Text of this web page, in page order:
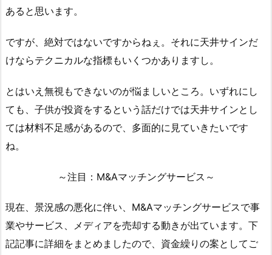
あると思います。
ですが、絶対ではないですからねぇ。それに天井サインだ
けならテクニカルな指標もいくつかありますし。
とはいえ無視もできないのが悩ましいところ。いずれにし
ても、子供が投資をするという話だけでは天井サインとし
ては材料不足感があるので、多面的に見ていきたいです
ね。
～注目：M&Aマッチングサービス～
現在、景況感の悪化に伴い、M&Aマッチングサービスで事
業やサービス、メディアを売却する動きが出ています。下
記記事に詳細をまとめましたので、資金繰りの案としてご